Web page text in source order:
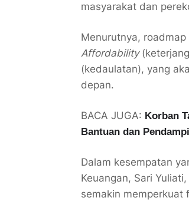
masyarakat dan
Menurutnya,
Affordability
(kedaulatan), yang
depan.
BACA JUGA: Korban
Bantuan dan
Dalam kesempatan
Keuangan, Sari
semakin memperkuat